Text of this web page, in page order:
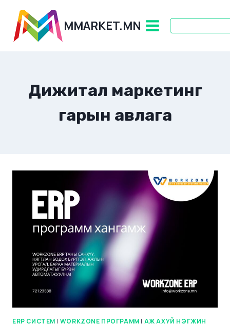
content
MMARKET.MN
Дижитал маркетинг
гарын авлага
ERP СИСТЕМ | WORKZONE ПРОГРАММ | АЖ АХУЙ НЭГЖИН